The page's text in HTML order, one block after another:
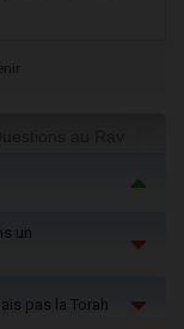
un
pas la Torah